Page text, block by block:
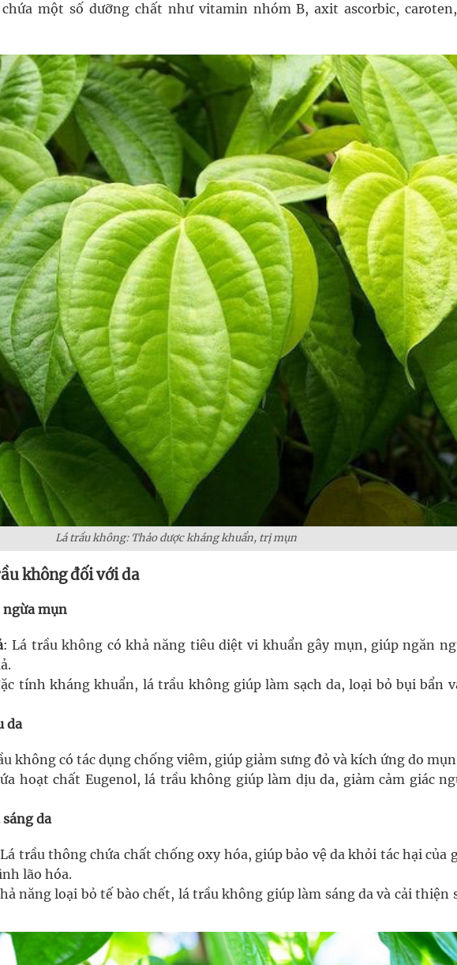
một số dưỡng chất như vitamin nhóm B, axit ascorbic,
Lá trầu không: Thảo dược kháng khuẩn, trị mụn
không đối với da
ngừa mụn
: Lá trầu không có khả năng tiêu diệt vi khuẩn gây mụn, giúp ngăn
tính kháng khuẩn, lá trầu không giúp làm sạch da, loại bỏ bụi bẩn
da
không có tác dụng chống viêm, giúp giảm sưng đỏ và kích ứng do
hoạt chất Eugenol, lá trầu không giúp làm dịu da, giảm cảm giác
da
trầu thông chứa chất chống oxy hóa, giúp bảo vệ da khỏi tác hại của
lão hóa.
năng loại bỏ tế bào chết, lá trầu không giúp làm sáng da và cải thiện